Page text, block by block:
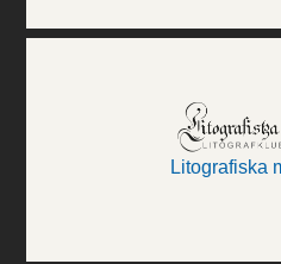
Litografiska